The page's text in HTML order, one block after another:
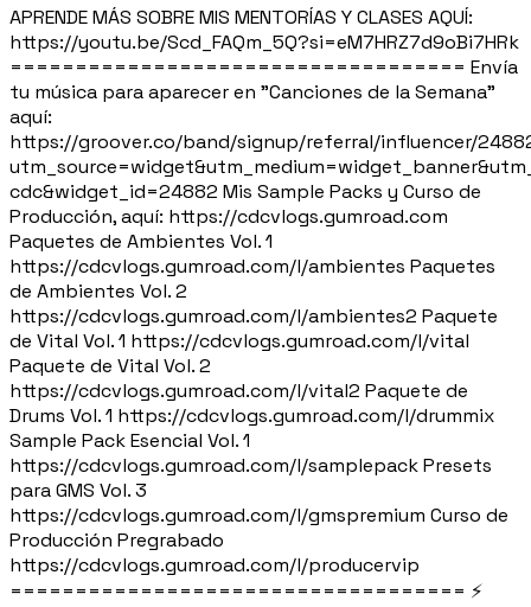
APRENDE MÁS SOBRE MIS MENTORÍAS Y CLASES AQUÍ:
https://youtu.be/Scd_FAQm_5Q?si=eM7HRZ7d9oBi7HRk
=================================== Envía
tu música para aparecer en "Canciones de la Semana"
aquí:
https://groover.co/band/signup/referral/influencer/
cdc&widget_id=24882 Mis Sample Packs y Curso de
Producción, aquí: https://cdcvlogs.gumroad.com
Paquetes de Ambientes Vol. 1
https://cdcvlogs.gumroad.com/l/ambientes Paquetes
de Ambientes Vol. 2
https://cdcvlogs.gumroad.com/l/ambientes2 Paquete
de Vital Vol. 1 https://cdcvlogs.gumroad.com/l/vital
Paquete de Vital Vol. 2
https://cdcvlogs.gumroad.com/l/vital2 Paquete de
Drums Vol. 1 https://cdcvlogs.gumroad.com/l/drummix
Sample Pack Esencial Vol. 1
https://cdcvlogs.gumroad.com/l/samplepack Presets
para GMS Vol. 3
https://cdcvlogs.gumroad.com/l/gmspremium Curso de
Producción Pregrabado
https://cdcvlogs.gumroad.com/l/producervip
=================================== ⚡